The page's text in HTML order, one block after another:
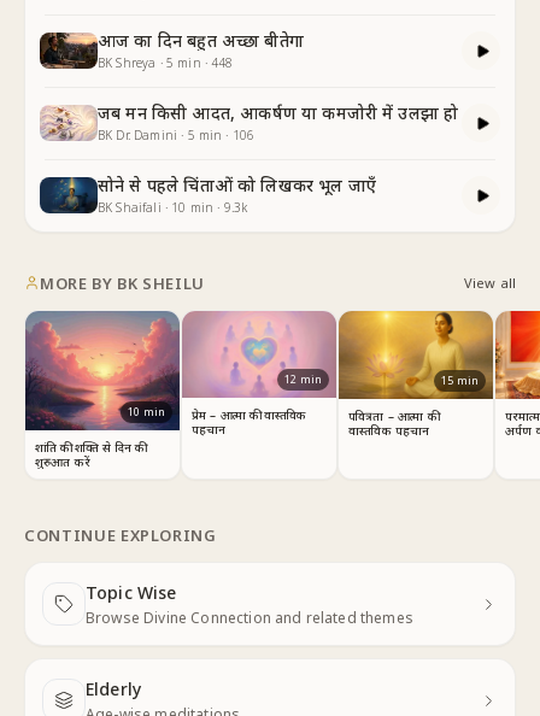
आज का दिन बहुत अच्छा बीतेगा
BK Shreya · 5 min ·448
जब मन किसी आदत, आकर्षण या कमजोरी में उलझा हो
BK Dr. Damini · 5 min · 106
सोने से पहले चिंताओं को लिखकर भूल जाएँ
BK Shaifali · 10 min · 9.3k
MORE BY BK SHEILU View all
10 min
शांति की शक्ति से दिन की
शुरुआत करें
12 min
प्रेम – आत्मा की वास्तविक
पहचान
15 min
पवित्रता – आत्मा की
वास्तविक पहचान
अर्पण
CONTINUE EXPLORING
Topic Wise
Browse Divine Connection and related themes
Next
Elderly